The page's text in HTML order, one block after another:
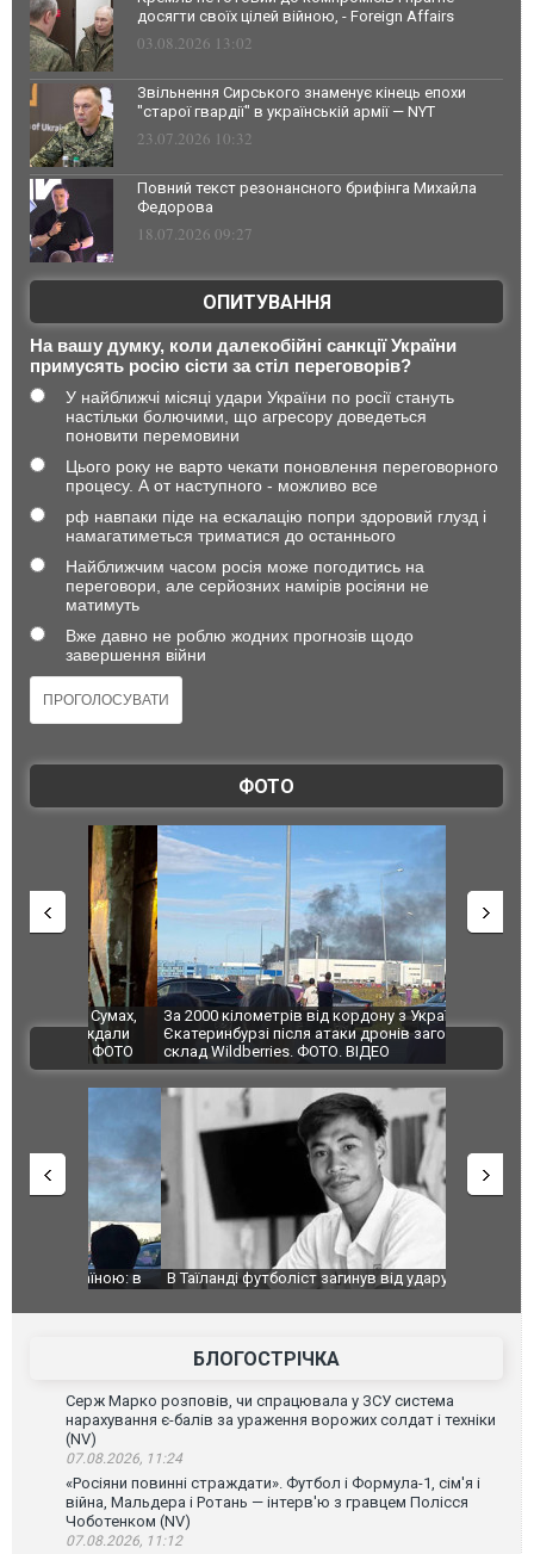
досягти своїх цілей війною, - Foreign Affairs
03.08.2026 13:02
Звільнення Сирського знаменує кінець епохи
"старої гвардії" в українській армії — NYT
23.07.2026 10:32
Повний текст резонансного брифінга Михайла
Федорова
18.07.2026 09:27
ОПИТУВАННЯ
На вашу думку, коли далекобійні санкції України
примусять росію сісти за стіл переговорів?
У найближчі місяці удари України по росії стануть
настільки болючими, що агресору доведеться
поновити перемовини
Цього року не варто чекати поновлення переговорного
процесу. А от наступного - можливо все
рф навпаки піде на ескалацію попри здоровий глузд і
намагатиметься триматися до останнього
Найближчим часом росія може погодитись на
переговори, але серйозних намірів росіяни не
матимуть
Вже давно не роблю жодних прогнозів щодо
завершення війни
ФОТО
За 2000 кілометрів від кордону з Україною: в
Єкатеринбурзі після атаки дронів загорівся
склад Wildberries. ФОТО. ВІДЕО
"Мої
ВІДЕО
В Таїланді футболіст загинув від удару
блискавки під час матчу: ще 12 людей
постраждали. ВІДЕО
БЛОГОСТРІЧКА
Серж Марко розповів, чи спрацювала у ЗСУ система
нарахування є-балів за ураження ворожих солдат і техніки
(NV)
07.08.2026, 11:24
«Росіяни повинні страждати». Футбол і Формула-1, сім'я і
війна, Мальдера і Ротань — інтерв'ю з гравцем Полісся
Чоботенком (NV)
07.08.2026, 11:12